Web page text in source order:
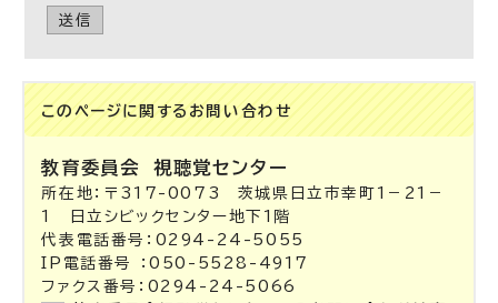
送信
このページに関する お問い合わせ
教育委員会視聴覚センター
所在地：〒317-0073 茨城県日立市幸町1－21－
1 日立シビックセンター地下1階
代表電話番号：0294-24-5055
IP電話番号 ：050-5528-4917
ファクス番号：0294-24-5066